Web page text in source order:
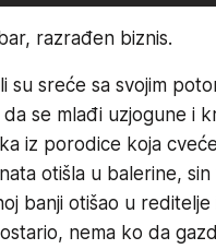
razrađen biznis.
su sreće sa svojim
da se mlađi uzjogune i
iz porodice koja
otišla u balerine, sin
banji otišao u reditelje
nema ko da